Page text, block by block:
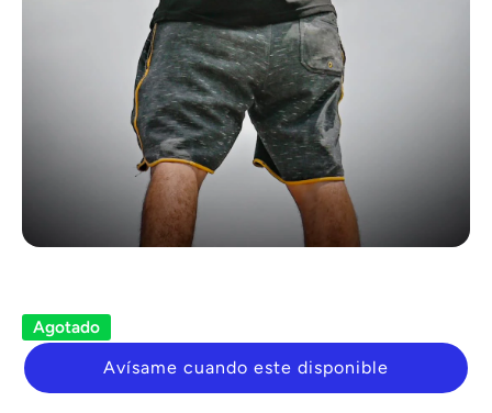
Agotado
Avísame cuando este disponible